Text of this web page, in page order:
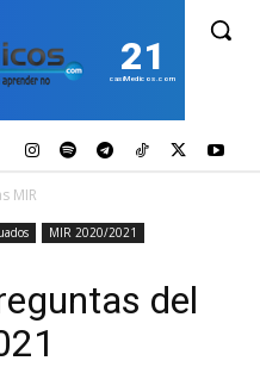
21
casiMedicos.com
MIR
MIR 2020/2021
del